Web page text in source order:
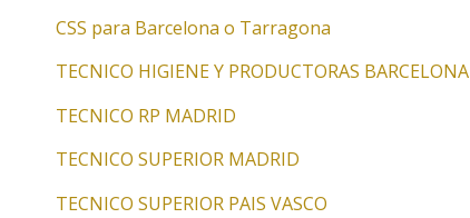
CSS para Barcelona o Tarragona
TECNICO HIGIENE Y PRODUCTORAS BARCELONA
TECNICO RP MADRID
TECNICO SUPERIOR MADRID
TECNICO SUPERIOR PAIS VASCO